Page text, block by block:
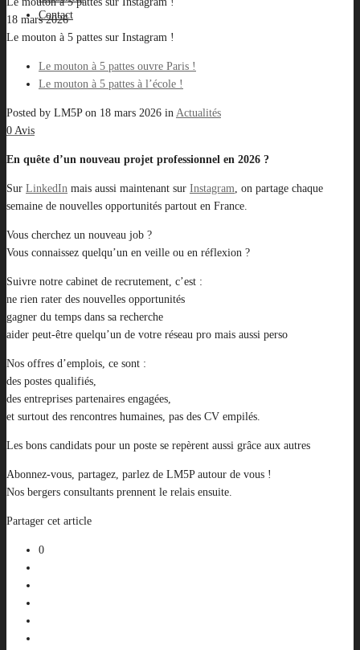
Contact
18 mars 2026
Le mouton à 5 pattes sur Instagram !
Le mouton à 5 pattes ouvre Paris !
Le mouton à 5 pattes à l’école !
Posted by LM5Pon 18 mars 2026 in Actualités
0 Avis
En quête d’un nouveau projet professionnel en 2026 ?
Sur LinkedIn mais aussi maintenant sur Instagram, on partage chaque
semaine de nouvelles opportunités partout en France.
Vous cherchez un nouveau job ?
Vous connaissez quelqu’un en veille ou en réflexion ?
Suivre notre cabinet de recrutement, c’est :
ne rien rater des nouvelles opportunités
gagner du temps dans sa recherche
aider peut-être quelqu’un de votre réseau pro mais aussi perso
Nos offres d’emplois, ce sont :
des postes qualifiés,
des entreprises partenaires engagées,
et surtout des rencontres humaines, pas des CV empilés.
Les bons candidats pour un poste se repèrent aussi grâce aux autres
Abonnez-vous, partagez, parlez de LM5P autour de vous !
Nos bergers consultants prennent le relais ensuite.
Partager cet article
0